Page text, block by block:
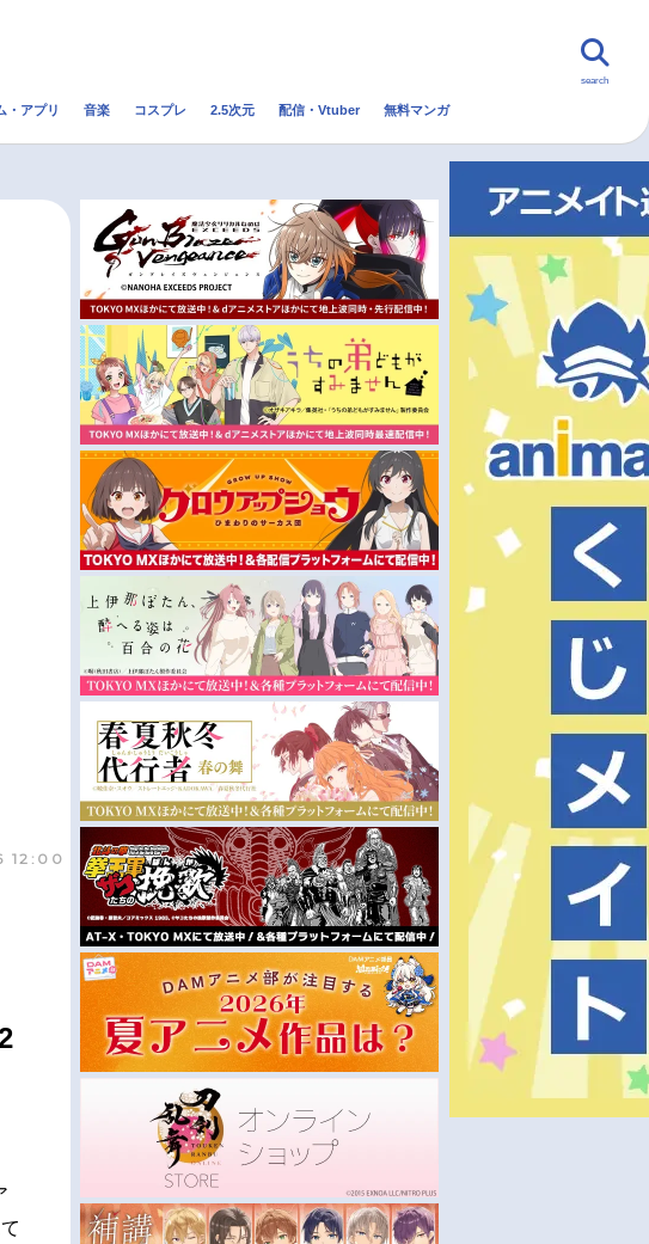
配信・Vtuber トレンド 無料マンガ
ニメ曜日別一覧 秋アニメ
冬アニメ
search
・アプリ 音楽 コスプレ 2.5次元 配信・Vtuber 無料マンガ
12:00